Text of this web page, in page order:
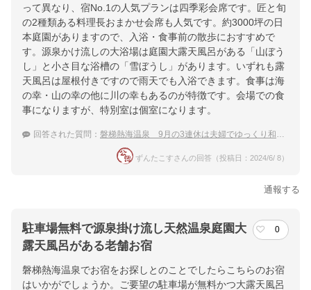
って異なり、宿No.1の人気プランは四季彩会席です。匠と旬
の2種類ある料理長おまかせ会席も人気です。約3000坪の日
本庭園がありますので、入浴・食事前の散歩におすすめで
す。源泉かけ流しの大浴場は庭園大露天風呂がある「山ぼう
し」と小さ目な浴槽の「雪ぼうし」があります。いずれも露
天風呂は屋根付きですので雨天でも入浴できます。食事は海
の幸・山の幸の他に川の幸もあるのが特徴です。会場での食
事になりますが、特別室は個室になります。
回答された質問： 磐梯熱海温泉 9月の3連休は夫婦でゆっくり和風旅館と上質な温泉を楽しみたい！
ずんたこすさんの回答（投稿日：2024/6/ 8）
通報する
駐車場無料で源泉掛け流し天然温泉庭園大
露天風呂がある老舗お宿
0
磐梯熱海温泉でお宿をお探しとのことでしたらこちらのお宿
はいかがでしょうか。ご要望の駐車場が無料かつ大露天風呂